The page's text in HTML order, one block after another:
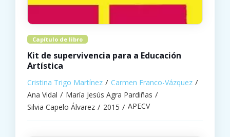
Capítulo de libro
Kit de supervivencia para a Educación
Artística
Cristina Trigo Martínez
Carmen Franco-Vázquez
Ana Vidal
María Jesús Agra Pardiñas
Silvia Capelo Álvarez
2015 APECV